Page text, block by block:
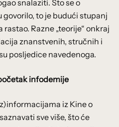
snalaziti. Što se o
govorilo, to je budući stupanj
Razne „teorije“ onkraj
znanstvenih, stručnih i
posljedice navedenoga.
infodemije
iz Kine o
sve više, što će